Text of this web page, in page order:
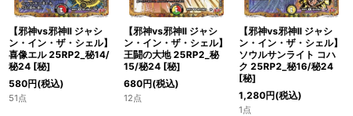
【邪神vs邪神II ジャシ
ン・イン・ザ・シェル】
喜像エル 25RP2_秘14/
秘24 [秘]
580円(税込)
51点
【邪神vs邪神II ジャシ
ン・イン・ザ・シェル】
王闘の大地 25RP2_秘
15/秘24 [秘]
680円(税込)
12点
【邪神vs邪神II ジャシ
ン・イン・ザ・シェル】
ソウルサンライト コハ
ク 25RP2_秘16/秘24
[秘]
1,280円(税込)
1点